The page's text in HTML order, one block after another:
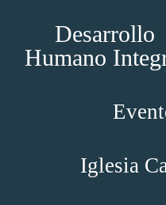
Desarrollo
Humano
Iglesia